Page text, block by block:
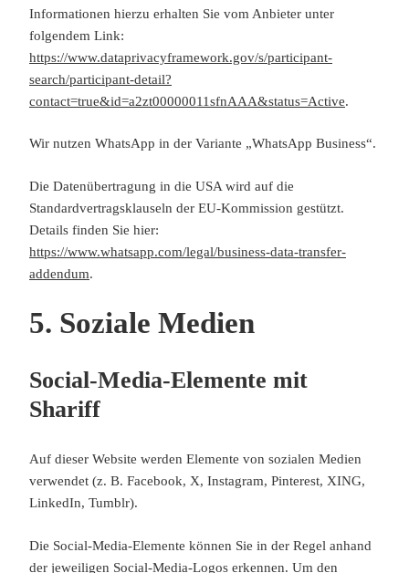
Informationen hierzu erhalten Sie vom Anbieter unter
folgendem Link:
https://www.dataprivacyframework.gov/s/participant-
search/participant-detail?
contact=true&id=a2zt00000011sfnAAA&status=Active.
Wir nutzen WhatsApp in der Variante „WhatsApp Business“.
Die Datenübertragung in die USA wird auf die
Standardvertragsklauseln der EU-Kommission gestützt.
Details finden Sie hier:
https://www.whatsapp.com/legal/business-data-transfer-
addendum.
5. Soziale Medien
Social-Media-Elemente mit
Shariff
Auf dieser Website werden Elemente von sozialen Medien
verwendet (z. B. Facebook, X, Instagram, Pinterest, XING,
LinkedIn, Tumblr).
Die Social-Media-Elemente können Sie in der Regel anhand
der jeweiligen Social-Media-Logos erkennen. Um den